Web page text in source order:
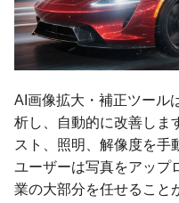
AI画像拡大・補正ツール
析し、自動的に改善しま
スト、照明、解像度を手
ユーザーは写真をアップ
業の大部分を任せること